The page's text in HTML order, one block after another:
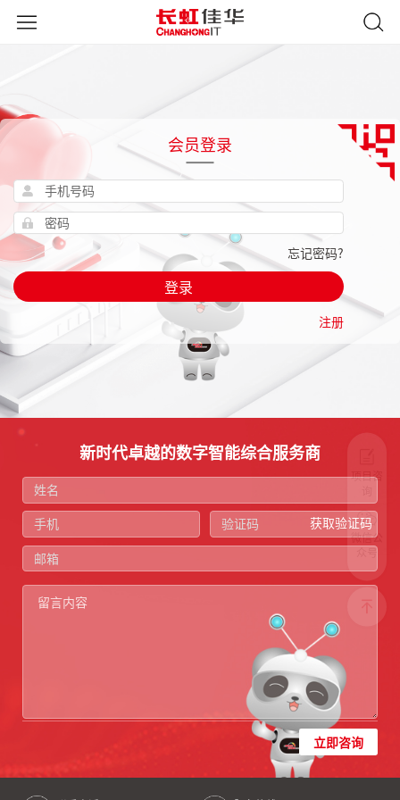
会员登录
忘记密码?
登录
注册
项目咨
微信公
众号
新时代卓越的数字智能综合服务商
获取验证码
立即咨询